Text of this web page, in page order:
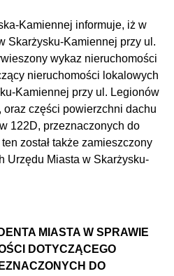
Kamiennej informuje, iż w
Skarżysku-Kamiennej przy ul.
wykaz nieruchomości
nieruchomości lokalowych
Kamiennej przy ul. Legionów
części powierzchni dachu
122D, przeznaczonych do
został także zamieszczony
Urzędu Miasta w Skarżysku-
MIASTA W SPRAWIE
DOTYCZĄCEGO
DO